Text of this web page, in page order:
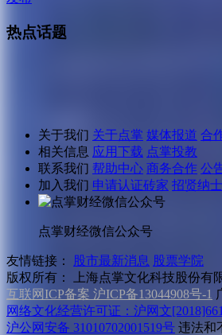
热点话题
关于我们 关于点掌 媒体报道 合
相关信息 应用下载 点掌投教
联系我们 帮助中心 商务合作 公
加入我们 申请认证砖家 招贤纳士
点掌财经微信公众号
友情链接： 股市最新消息 股票学院
版权所有：
上海点掌文化科技股份有
互联网ICP备案 沪ICP备13044908号-1
网络文化经营许可证：沪网文
沪公网安备 31010702001519号 违法和